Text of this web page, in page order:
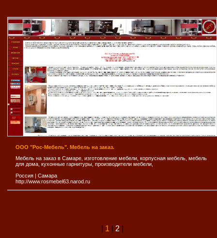
ООО "Рос-Мебель". Мебель на заказ.
Мебель на заказ в Самаре, изготовление мебели, корпусная мебель, мебель
для дома, кухонные гарнитуры, производители мебели,
Россия
Самара
http://www.rosmebel63.narod.ru
1 2